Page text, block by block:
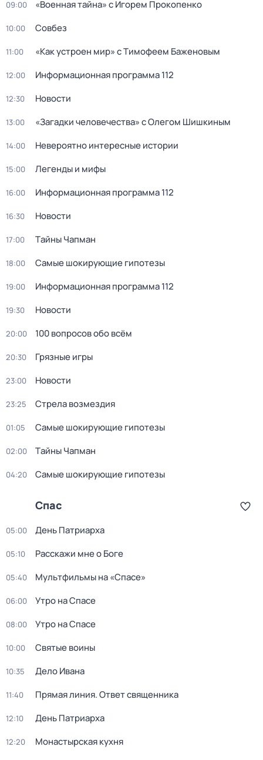
09:00 «Военная тайна» с Игорем Прокопенко
10:00 Совбез
11:00 «Как устроен мир» с Тимофеем Баженовым
12:00 Информационная программа 112
12:30 Новости
13:00 «Загадки человечества» с Олегом Шишкиным
14:00 Невероятно интересные истории
15:00 Легенды и мифы
16:00 Информационная программа 112
16:30 Новости
17:00 Тaйны Чапман
18:00 Самые шoкиpующие гипотезы
19:00 Информационная программа 112
19:30 Новости
20:00 100 вопросов обо всём
20:30 Грязные игры
23:00 Новости
23:25 Стрела возмездия
01:05 Самые шoкиpующие гипотезы
02:00 Тaйны Чапман
04:20 Самые шoкиpующие гипотезы
Спас
05:00 День Патриарха
05:10 Расскажи мне о Боге
05:40 Мультфильмы на «Спасе»
06:00 Утро на Спасе
08:00 Утро на Спасе
10:00 Святые воины
10:35 Дело Ивана
11:40 Прямая линия. Ответ священника
12:10 День Патриарха
12:20
Монастырская кухня